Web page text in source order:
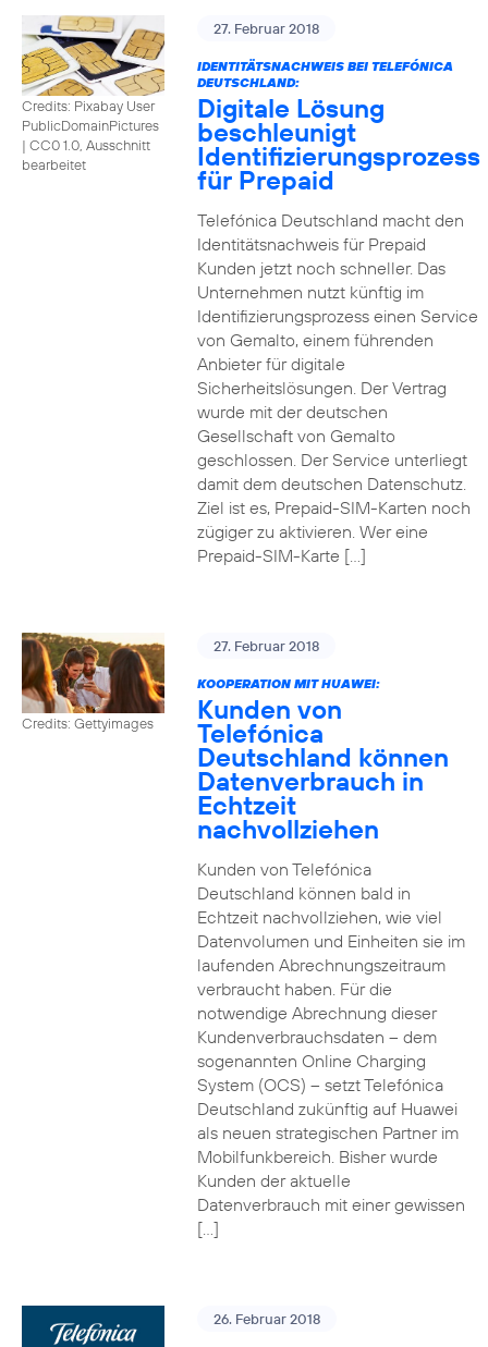
Credits: Pixabay User
PublicDomainPictures
| CC0 1.0, Ausschnitt
bearbeitet
27. Februar 2018
IDENTITÄTSNACHWEIS BEI TELEFÓNICA
DEUTSCHLAND:
Digitale Lösung
beschleunigt
Identifizierungsprozess
für Prepaid
Telefónica Deutschland macht den
Identitätsnachweis für Prepaid
Kunden jetzt noch schneller. Das
Unternehmen nutzt künftig im
Identifizierungsprozess einen Service
von Gemalto, einem führenden
Anbieter für digitale
Sicherheitslösungen. Der Vertrag
wurde mit der deutschen
Gesellschaft von Gemalto
geschlossen. Der Service unterliegt
damit dem deutschen Datenschutz.
Ziel ist es, Prepaid-SIM-Karten noch
zügiger zu aktivieren. Wer eine
Prepaid-SIM-Karte […]
Credits: Gettyimages
27. Februar 2018
KOOPERATION MIT HUAWEI:
Kunden von
Telefónica
Deutschland können
Datenverbrauch in
Echtzeit
nachvollziehen
Kunden von Telefónica
Deutschland können bald in
Echtzeit nachvollziehen, wie viel
Datenvolumen und Einheiten sie im
laufenden Abrechnungszeitraum
verbraucht haben. Für die
notwendige Abrechnung dieser
Kundenverbrauchsdaten – dem
sogenannten Online Charging
System (OCS) – setzt Telefónica
Deutschland zukünftig auf Huawei
als neuen strategischen Partner im
Mobilfunkbereich. Bisher wurde
Kunden der aktuelle
Datenverbrauch mit einer gewissen
[…]
26. Februar 2018